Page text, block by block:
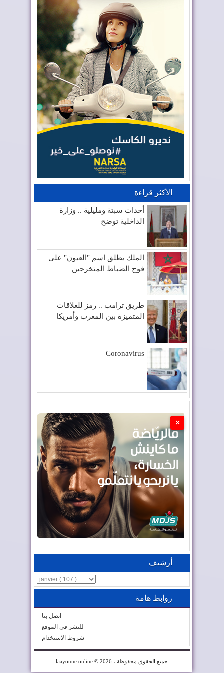
الأكثر قراءة
أحداث سبتة ومليلية .. وزارة
الداخلية توضح
الملك يطلق اسم "العيون" على
فوج الضباط المتخرجين
طريق ترامب .. رمز للعلاقات
المتميزة بين المغرب وأمريكا
Coronavirus
×
أرشيف
روابط هامة
اتصل بنا
للنشر في الموقع
شروط الاستخدام
laayoune online © 2026 ، جميع الحقوق محفوظة